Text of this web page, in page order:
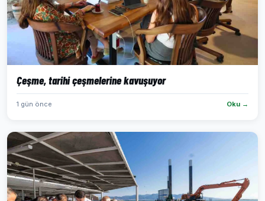
Çeşme, tarihi çeşmelerine kavuşuyor
1 gün önce Oku →